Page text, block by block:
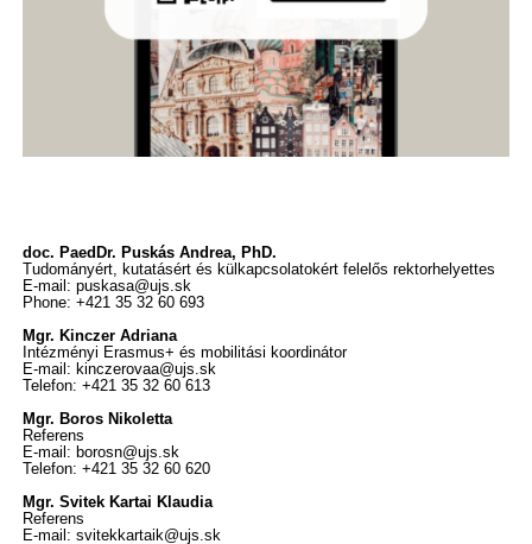
doc. PaedDr. Puskás Andrea, PhD.
Tudományért, kutatásért és külkapcsolatokért felelős rektorhelyettes
E-mail: puskasa@ujs.sk
Phone: +421 35 32 60 693
Mgr. Kinczer Adriana
Intézményi Erasmus+ és mobilitási koordinátor
E-mail: kinczerovaa@ujs.sk
Telefon: +421 35 32 60 613
Mgr. Boros Nikoletta
Referens
E-mail: borosn@ujs.sk
Telefon: +421 35 32 60 620
Mgr. Svitek Kartai Klaudia
Referens
E-mail: svitekkartaik@ujs.sk